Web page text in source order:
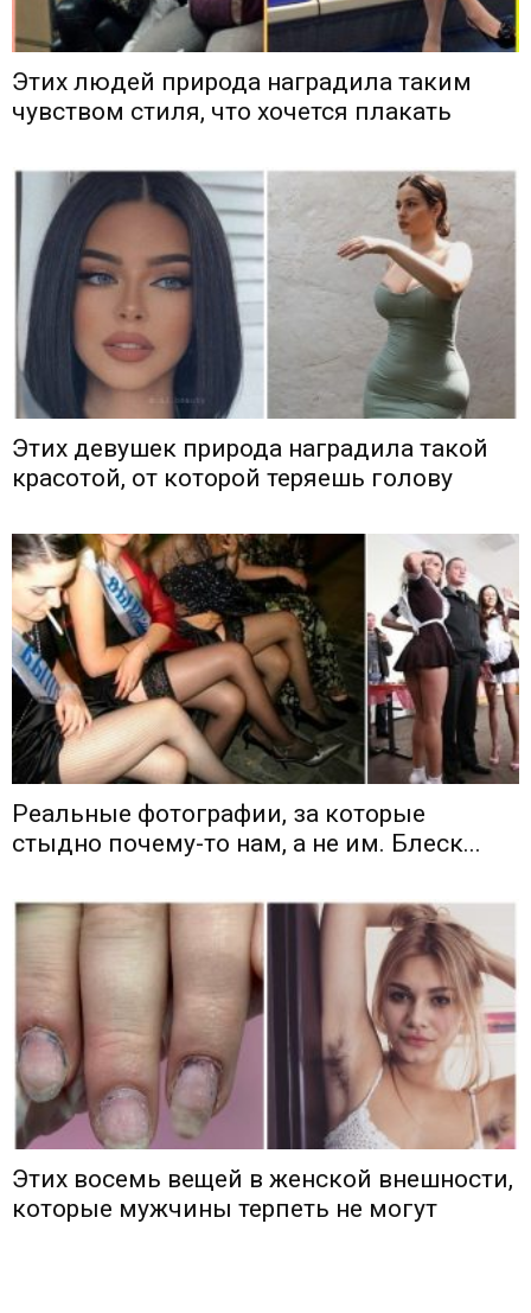
Этих людей природа наградила таким
чувством стиля, что хочется плакать
Этих девушек природа наградила такой
красотой, от которой теряешь голову
Реальные фотографии, за которые
стыдно почему-то нам, а не им. Блеск...
Этих восемь вещей в женской внешности,
которые мужчины терпеть не могут